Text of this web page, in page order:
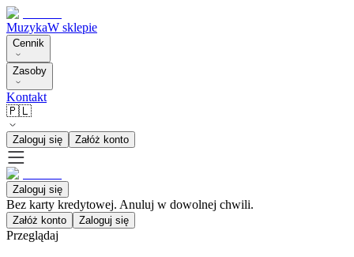
MuzykaW sklepie
Cennik
Zasoby
Kontakt
🇵🇱
Zaloguj się Załóż konto
Zaloguj się
Bez karty kredytowej. Anuluj w dowolnej chwili.
Załóż konto Zaloguj się
Przeglądaj